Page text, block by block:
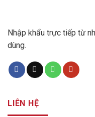
Nhập khẩu trực tiếp từ
dùng.
LIÊN HỆ